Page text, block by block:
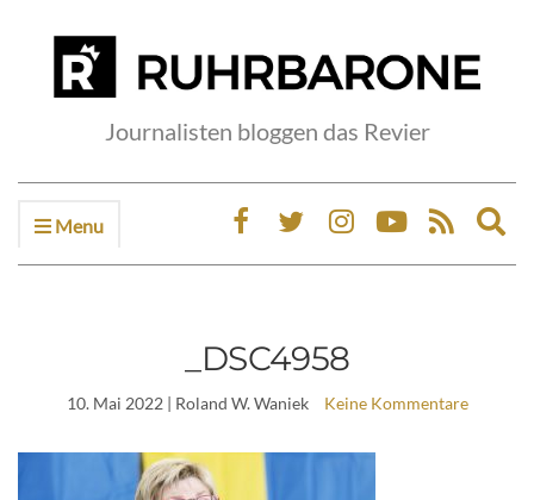
Journalisten bloggen das Revier
Menu
_DSC4958
10. Mai 2022| Roland W. Waniek Keine Kommentare